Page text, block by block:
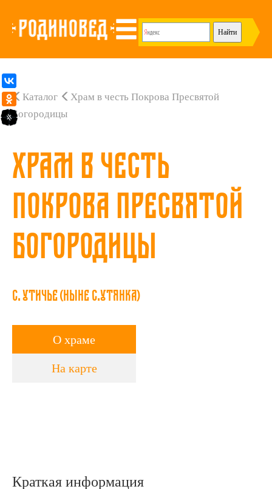
Каталог
Храм в честь Покрова Пресвятой
Богородицы
Храм в честь
Покрова Пресвятой
Богородицы
с. Утичье (ныне с.Утянка)
О храме
На карте
Краткая информация